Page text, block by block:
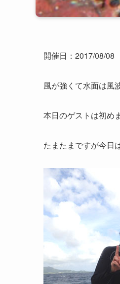
開催日：2017/08/08
風が強くて水面は風
本日のゲストは初め
たまたまですが今日